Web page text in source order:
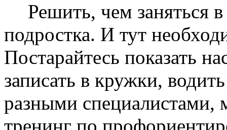
Решить, чем заняться
подростка. И тут
Постарайтесь показать
записать в кружки,
разными специалистами,